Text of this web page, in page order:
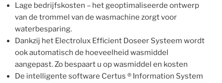
Lage bedrijfskosten – het geoptimaliseerde ontwerp
van de trommel van de wasmachine zorgt voor
waterbesparing.
Dankzij het Electrolux Efficient Doseer Systeem wordt
ook automatisch de hoeveelheid wasmiddel
aangepast. Zo bespaart u op wasmiddel en kosten
De intelligente software Certus ® Information System